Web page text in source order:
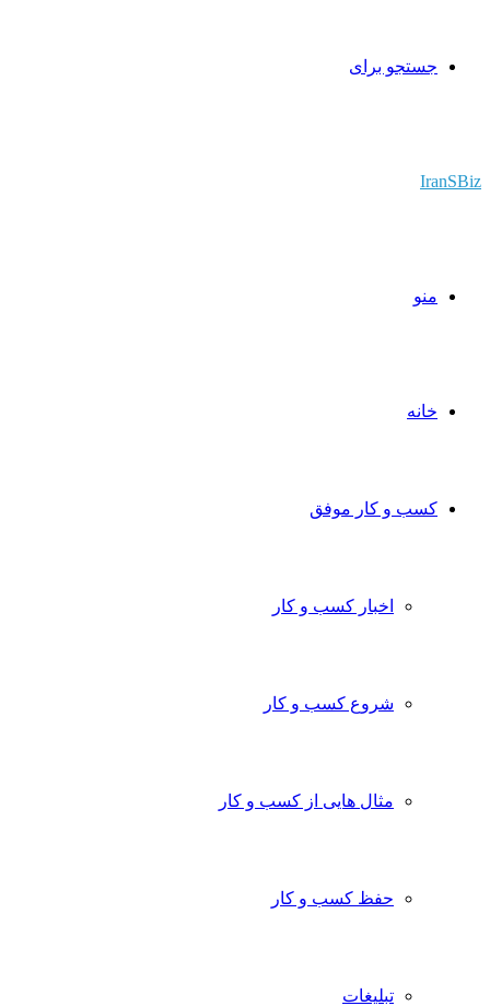
جستجو برای
IranSBiz
منو
خانه
کسب و کار موفق
اخبار کسب و کار
شروع کسب و کار
مثال هایی از کسب و کار
حفظ کسب و کار
تبلیغات